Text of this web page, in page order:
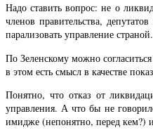
Надо ставить вопрос: не о
членов правительства,
парализовать управление страной.
По Зеленскому можно
в этом есть смысл в качестве
Понятно, что отказ от
управления. А что бы не
имидже (непонятно, перед кем?)